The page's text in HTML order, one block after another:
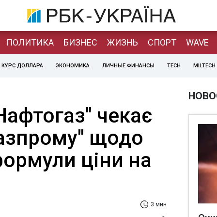
ПОЛИТИКА БИЗНЕС ЖИЗНЬ СПОРТ WAVE
КУРС ДОЛЛАРА ЭКОНОМИКА ЛИЧНЫЕ ФИНАНСЫ TECH MILTECH
чекає
щодо
ціни на
3 мин